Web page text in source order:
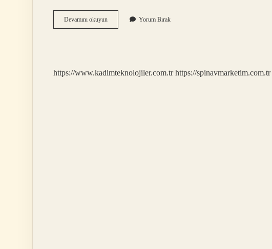
Devamını okuyunTarikatler
Ne
Yorum Bırak
https://www.kadimteknolojiler.com.tr https://spinavmarketim.com.tr